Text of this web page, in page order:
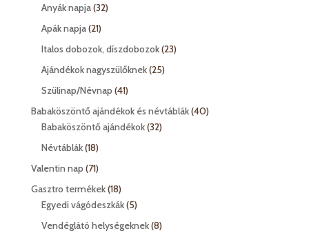
Anyák napja 3232
Apák napja 2121
termék
Italos dobozok, díszdobozok 2323
Ajándékok nagyszülőknek 2525
Szülinap/Névnap 4141
termék
Babaköszöntő ajándékok és névtáblák 4040
Babaköszöntő ajándékok 3232
Névtáblák 1818
termék
Valentin nap 7171
termék
Gasztro termékek 1818
termék
Egyedi vágódeszkák 55
termék
Vendéglátó helységeknek 88